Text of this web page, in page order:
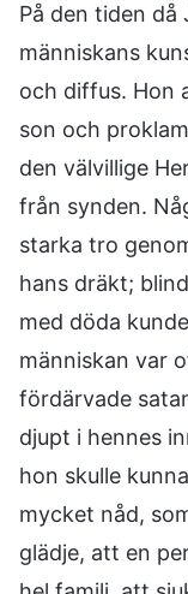
På den tiden då
människans
och diffus. Hon
son och
den välvillige
från synden.
starka tro
hans dräkt;
med döda
människan var
fördärvade
djupt i hennes
hon skulle
mycket nåd,
glädje, att en